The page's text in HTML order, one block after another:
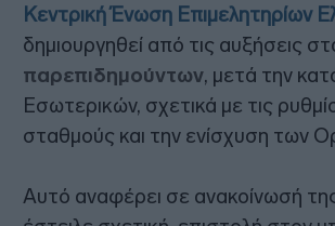
Κεντρική Ένωση Επιμελητηρίων
δημιουργηθεί από τις αυξήσεις
παρεπιδημούντων, μετά την
Εσωτερικών, σχετικά με τις
σταθμούς και την ενίσχυση των
Αυτό αναφέρει σε ανακοίνωσή